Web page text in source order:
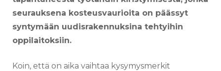
seurauksena kosteusvaurioita on päässyt
syntymään uudisrakennuksina tehtyihin
oppilaitoksiin.
Koin, että on aika vaihtaa kysymysmerkit